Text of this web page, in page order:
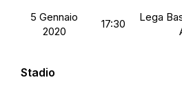
5 Gennaio
2020
17:30
Lega
Stadio